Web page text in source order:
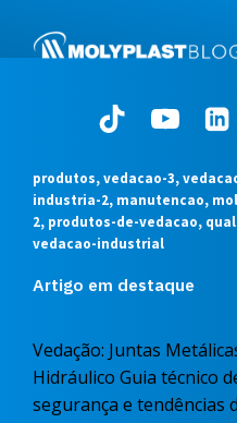
produtos, vedacao-3,
industria-2, manutencao,
2, produtos-de-vedacao,
vedacao-industrial
Artigo em destaque
Vedação: Juntas
Hidráulico Guia técnico
segurança e tendências